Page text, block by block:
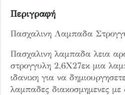
Περιγραφή
Πασχαλινη Λαμπαδα
Πασχαλινη λαμπαδα λεια
στρογγυλη 2,6Χ27εκ μια
ιδανικη για να
λαμπαδες διακοσμημενες με